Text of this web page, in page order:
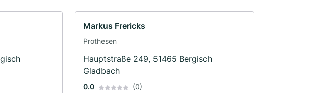
Markus Frericks
Prothesen
Hauptstraße 249, 51465 Bergisch
Gladbach
0.0 (0)